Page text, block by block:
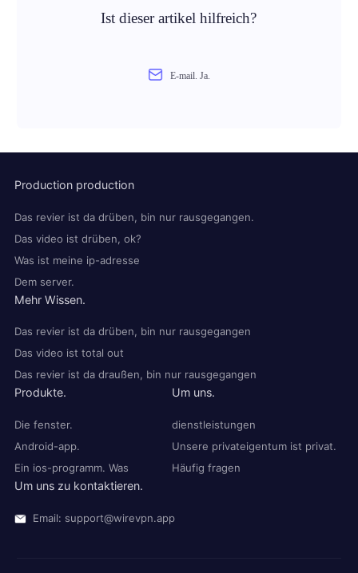
Ist dieser artikel hilfreich?
E-mail. Ja.
Production production
Das revier ist da drüben, bin nur rausgegangen.
Das video ist drüben, ok?
Was ist meine ip-adresse
Dem server.
Mehr Wissen.
Das revier ist da drüben, bin nur rausgegangen
Das video ist total out
Das revier ist da draußen, bin nur rausgegangen
Produkte.
Die fenster.
Android-app.
Ein ios-programm. Was
Um uns.
dienstleistungen
Unsere privateigentum ist privat.
Häufig fragen
Um uns zu kontaktieren.
Email: support@wirevpn.app